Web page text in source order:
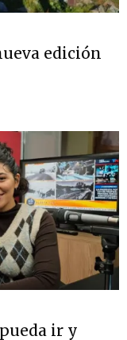
edición
ir y